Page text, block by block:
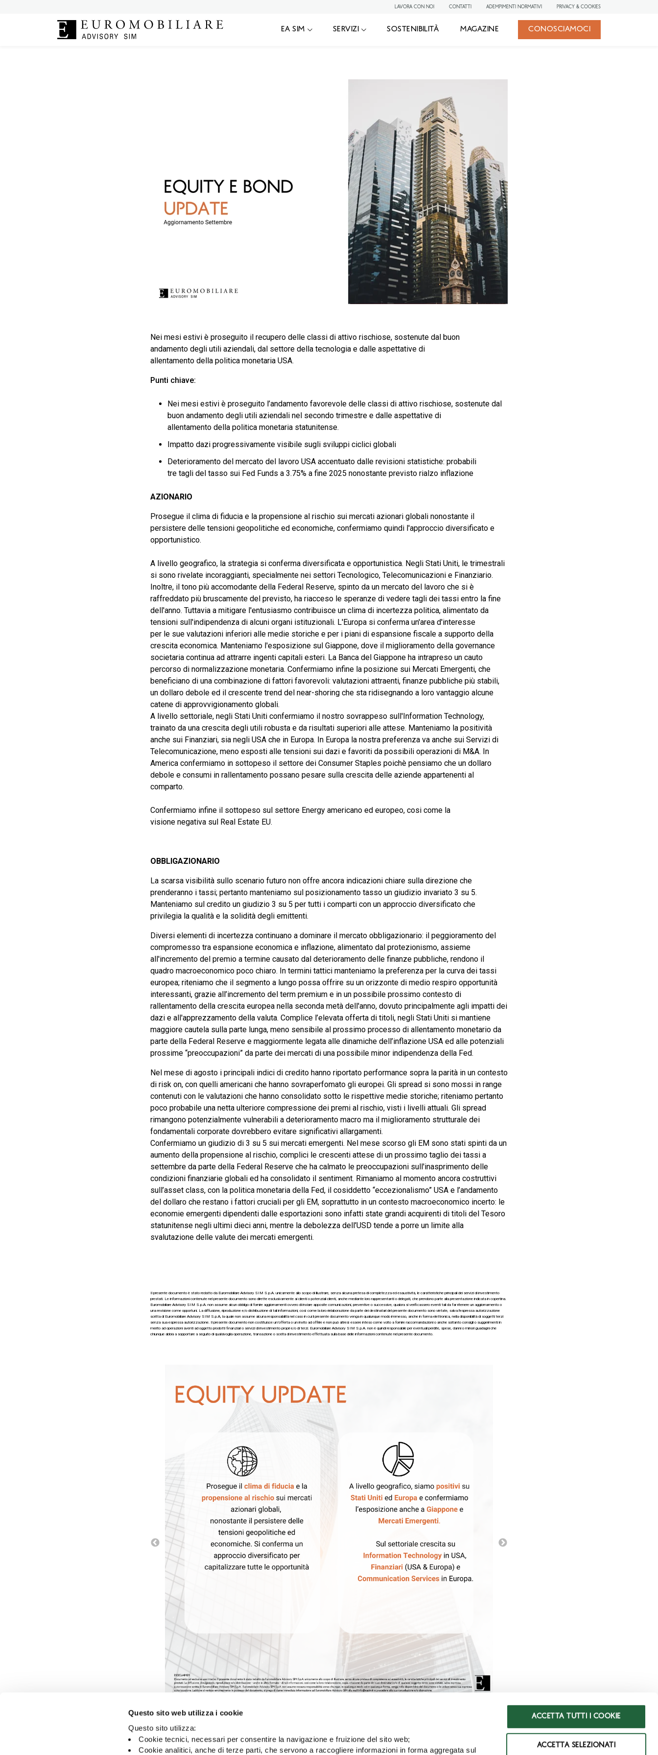
Questo sito web utilizza i cookie
Questo sito utilizza:
Cookie tecnici, necessari per consentire la navigazione e fruizione del sito web;
Cookie analitici, anche di terze parti, che servono a raccogliere informazioni in forma aggregata sul
ACCETTA TUTTI I COOKIE
ACCETTA SELEZIONATI
LAVORA CON NOI CONTATTI ADEMPIMENTI NORMATIVI PRIVACY & COOKIES
EA SIM SERVIZI SOSTENIBILITÀ MAGAZINE CONOSCIAMOCI
Mercati | 12 settembre 2025
EQUITY E BOND UPDATE - SETTEMBRE 2025
Nei mesi estivi è proseguito il recupero delle classi di attivo rischiose, sostenute dal buon
andamento degli utili aziendali, dal settore della tecnologia e dalle aspettative di
allentamento della politica monetaria USA.
Punti chiave:
Nei mesi estivi è proseguito l’andamento favorevole delle classi di attivo rischiose, sostenute dal
buon andamento degli utili aziendali nel secondo trimestre e dalle aspettative di
allentamento della politica monetaria statunitense.
Impatto dazi progressivamente visibile sugli sviluppi ciclici globali
Deterioramento del mercato del lavoro USA accentuato dalle revisioni statistiche: probabili
tre tagli del tasso sui Fed Funds a 3.75% a fine 2025 nonostante previsto rialzo inflazione
AZIONARIO
Prosegue il clima di fiducia e la propensione al rischio sui mercati azionari globali nonostante il
persistere delle tensioni geopolitiche ed economiche, confermiamo quindi l'approccio diversificato e
opportunistico.
A livello geografico, la strategia si conferma diversificata e opportunistica. Negli Stati Uniti, le trimestrali
si sono rivelate incoraggianti, specialmente nei settori Tecnologico, Telecomunicazioni e Finanziario.
Inoltre, il tono più accomodante della Federal Reserve, spinto da un mercato del lavoro che si è
raffreddato più bruscamente del previsto, ha riacceso le speranze di vedere tagli dei tassi entro la fine
dell'anno. Tuttavia a mitigare l'entusiasmo contribuisce un clima di incertezza politica, alimentato da
tensioni sull'indipendenza di alcuni organi istituzionali. L'Europa si conferma un'area d'interesse
per le sue valutazioni inferiori alle medie storiche e per i piani di espansione fiscale a supporto della
crescita economica. Manteniamo l'esposizione sul Giappone, dove il miglioramento della governance
societaria continua ad attrarre ingenti capitali esteri. La Banca del Giappone ha intrapreso un cauto
percorso di normalizzazione monetaria. Confermiamo infine la posizione sui Mercati Emergenti, che
beneficiano di una combinazione di fattori favorevoli: valutazioni attraenti, finanze pubbliche più stabili,
un dollaro debole ed il crescente trend del near-shoring che sta ridisegnando a loro vantaggio alcune
catene di approvvigionamento globali.
A livello settoriale, negli Stati Uniti confermiamo il nostro sovrappeso sull'Information Technology,
trainato da una crescita degli utili robusta e da risultati superiori alle attese. Manteniamo la positività
anche sui Finanziari, sia negli USA che in Europa. In Europa la nostra preferenza va anche sui Servizi di
Telecomunicazione, meno esposti alle tensioni sui dazi e favoriti da possibili operazioni di M&A. In
America confermiamo in sottopeso il settore dei Consumer Staples poichè pensiamo che un dollaro
debole e consumi in rallentamento possano pesare sulla crescita delle aziende appartenenti al
comparto.
Confermiamo infine il sottopeso sul settore Energy americano ed europeo, cosi come la
visione negativa sul Real Estate EU.
OBBLIGAZIONARIO
La scarsa visibilità sullo scenario futuro non offre ancora indicazioni chiare sulla direzione che
prenderanno i tassi; pertanto manteniamo sul posizionamento tasso un giudizio invariato 3 su 5.
Manteniamo sul credito un giudizio 3 su 5 per tutti i comparti con un approccio diversificato che
privilegia la qualità e la solidità degli emittenti.
Diversi elementi di incertezza continuano a dominare il mercato obbligazionario: il peggioramento del
compromesso tra espansione economica e inflazione, alimentato dal protezionismo, assieme
all'incremento del premio a termine causato dal deterioramento delle finanze pubbliche, rendono il
quadro macroeconomico poco chiaro. In termini tattici manteniamo la preferenza per la curva dei tassi
europea; riteniamo che il segmento a lungo possa offrire su un orizzonte di medio respiro opportunità
interessanti, grazie all’incremento del term premium e in un possibile prossimo contesto di
rallentamento della crescita europea nella seconda metà dell'anno, dovuto principalmente agli impatti dei
dazi e all'apprezzamento della valuta. Complice l’elevata offerta di titoli, negli Stati Uniti si mantiene
maggiore cautela sulla parte lunga, meno sensibile al prossimo processo di allentamento monetario da
parte della Federal Reserve e maggiormente legata alle dinamiche dell’inflazione USA ed alle potenziali
prossime “preoccupazioni” da parte dei mercati di una possibile minor indipendenza della Fed.
Nel mese di agosto i principali indici di credito hanno riportato performance sopra la parità in un contesto
di risk on, con quelli americani che hanno sovraperfomato gli europei. Gli spread si sono mossi in range
contenuti con le valutazioni che hanno consolidato sotto le rispettive medie storiche; riteniamo pertanto
poco probabile una netta ulteriore compressione dei premi al rischio, visti i livelli attuali. Gli spread
rimangono potenzialmente vulnerabili a deterioramento macro ma il miglioramento strutturale dei
fondamentali corporate dovrebbero evitare significativi allargamenti.
Confermiamo un giudizio di 3 su 5 sui mercati emergenti. Nel mese scorso gli EM sono stati spinti da un
aumento della propensione al rischio, complici le crescenti attese di un prossimo taglio dei tassi a
settembre da parte della Federal Reserve che ha calmato le preoccupazioni sull'inasprimento delle
condizioni finanziarie globali ed ha consolidato il sentiment. Rimaniamo al momento ancora costruttivi
sull’asset class, con la politica monetaria della Fed, il cosiddetto “eccezionalismo” USA e l’andamento
del dollaro che restano i fattori cruciali per gli EM, soprattutto in un contesto macroeconomico incerto: le
economie emergenti dipendenti dalle esportazioni sono infatti state grandi acquirenti di titoli del Tesoro
statunitense negli ultimi dieci anni, mentre la debolezza dell’USD tende a porre un limite alla
svalutazione delle valute dei mercati emergenti.
Il presente documento è stato redatto da Euromobiliare Advisory SIM S.p.A. unicamente allo scopo di illustrare, senza alcuna pretesa di completezza ed esaustività, le caratteristiche principali dei servizi di investimento
prestati. Le informazioni contenute nel presente documento sono dirette esclusivamente ai clienti o potenziali clienti, anche mediante loro rappresentanti o delegati, che prendono parte alla presentazione indicata in copertina.
Euromobiliare Advisory SIM S.p.A. non assume alcun obbligo di fornire aggiornamenti ovvero di inviare apposite comunicazioni, preventive o successive, qualora si verificassero eventi tali da far ritenere un aggiornamento o
una revisione come opportuni. La diffusione, riproduzione e/o distribuzione di tali informazioni, così come la loro rielaborazione da parte dei destinatari del presente documento sono vietate, salva l'espressa autorizzazione
scritta di Euromobiliare Advisory SIM S.p.A, la quale non assume alcuna responsabilità nel caso in cui il presente documento venga in qualunque modo immesso, anche in forma elettronica, nella disponibilità di soggetti terzi
senza sua espressa autorizzazione. Il presente documento non costituisce un’offerta o un invito ad offrire e non può altresì essere inteso come volto a fornire raccomandazioni o anche soltanto consigli o suggerimenti in
merito ad operazioni aventi ad oggetto prodotti finanziari o servizi di investimento propri e/o di terzi. Euromobiliare Advisory SIM S.p.A. non è quindi responsabile per eventuali perdite, spese, danni o minori guadagni che
chiunque abbia a sopportare a seguito di qualsivoglia operazione, transazione o scelta di investimento effettuata sulla base delle informazioni contenute nel presente documento.